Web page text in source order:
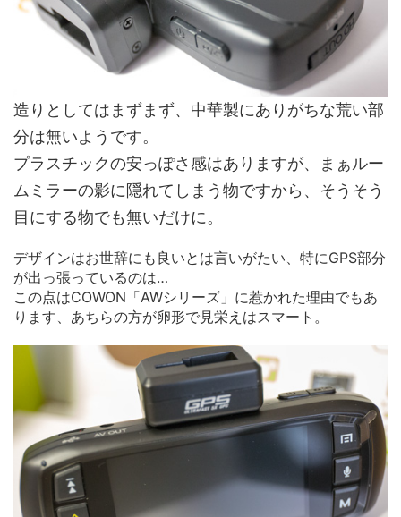
造りとしてはまずまず、中華製にありがちな荒い部
分は無いようです。
プラスチックの安っぽさ感はありますが、まぁルー
ムミラーの影に隠れてしまう物ですから、そうそう
目にする物でも無いだけに。
デザインはお世辞にも良いとは言いがたい、特にGPS部分
が出っ張っているのは…
この点はCOWON「AWシリーズ」に惹かれた理由でもあ
ります、あちらの方が卵形で見栄えはスマート。